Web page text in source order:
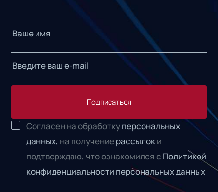
Подписаться
Согласен на обработкуперсональных
данных, на получениерассылоки
подтверждаю, что ознакомился с Политикой
конфиденциальности персональных данных